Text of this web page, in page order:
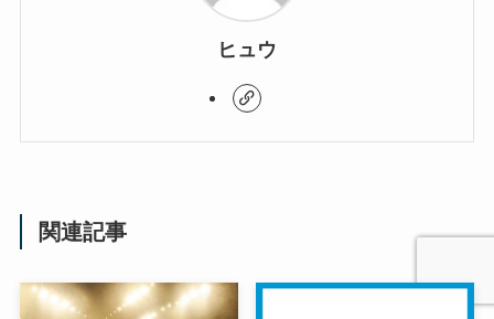
ヒュウ
関連記事